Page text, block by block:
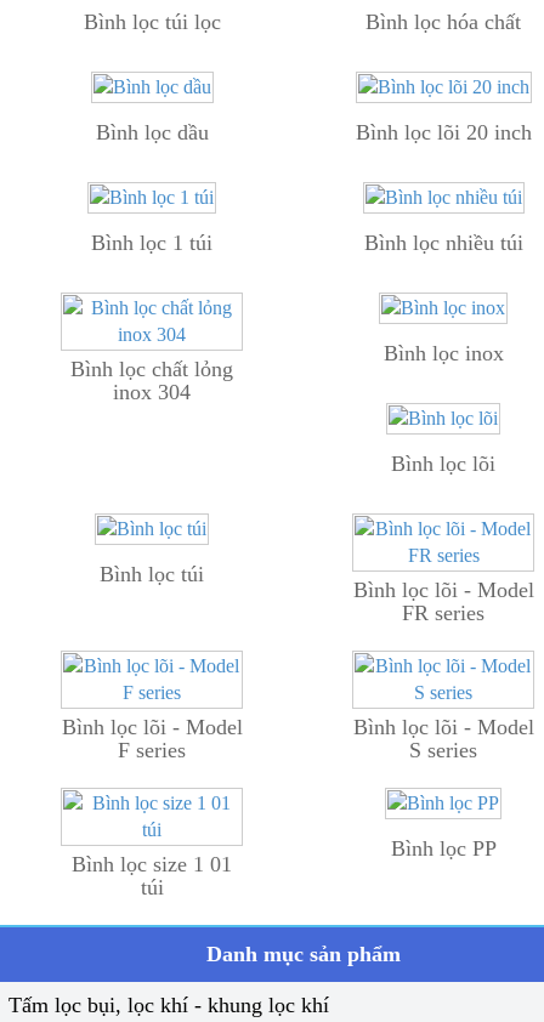
Bình lọc túi lọc Bình lọc hóa chất
Bình lọc dầu Bình lọc lõi 20 inch
Bình lọc 1 túi Bình lọc nhiều túi
Bình lọc chất lỏng
inox 304
Bình lọc inox
Bình lọc lõi
Bình lọc túi
Bình lọc lõi - Model
FR series
Bình lọc lõi - Model
F series
Bình lọc lõi - Model
S series
Bình lọc size 1 01
túi
Bình lọc PP
Danh mục sản phẩm
Tấm lọc bụi, lọc khí - khung lọc khí